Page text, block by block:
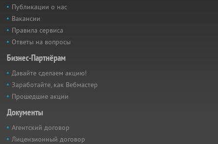
Публикации о нас
Вакансии
Правила сервиса
Ответы на вопросы
Бизнес-Партнёрам
Давайте сделаем акцию!
Заработайте, как Вебмастер
Прошедшие акции
Документы
Агентский договор
Лицензионный договор